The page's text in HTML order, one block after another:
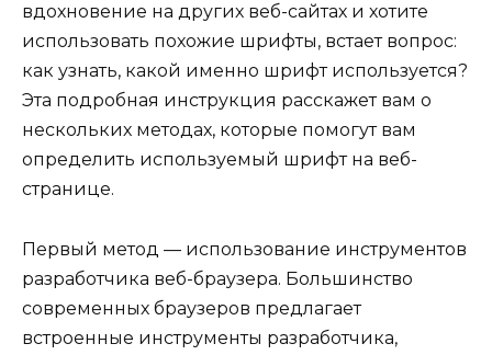
вдохновение на других веб-сайтах и хотите
использовать похожие шрифты, встает вопрос:
как узнать, какой именно шрифт используется?
Эта подробная инструкция расскажет вам о
нескольких методах, которые помогут вам
определить используемый шрифт на веб-
странице.
Первый метод — использование инструментов
разработчика веб-браузера. Большинство
современных браузеров предлагает
встроенные инструменты разработчика,